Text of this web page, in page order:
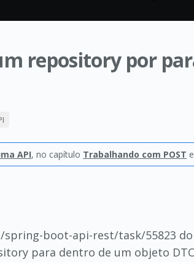
repository por
API, no capítulo Trabalhando com POST
boot-api-rest/task/55823
para dentro de um objeto